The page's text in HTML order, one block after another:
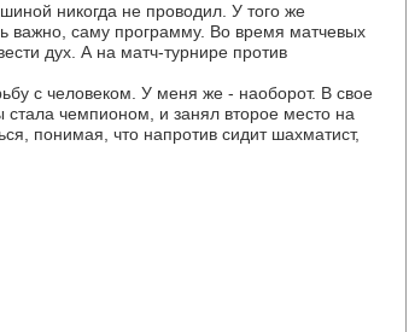
никогда не проводил. У того же
важно, саму программу. Во время матчевых
дух. А на матч-турнире против
с человеком. У меня же - наоборот. В свое
чемпионом, и занял второе место на
понимая, что напротив сидит шахматист,